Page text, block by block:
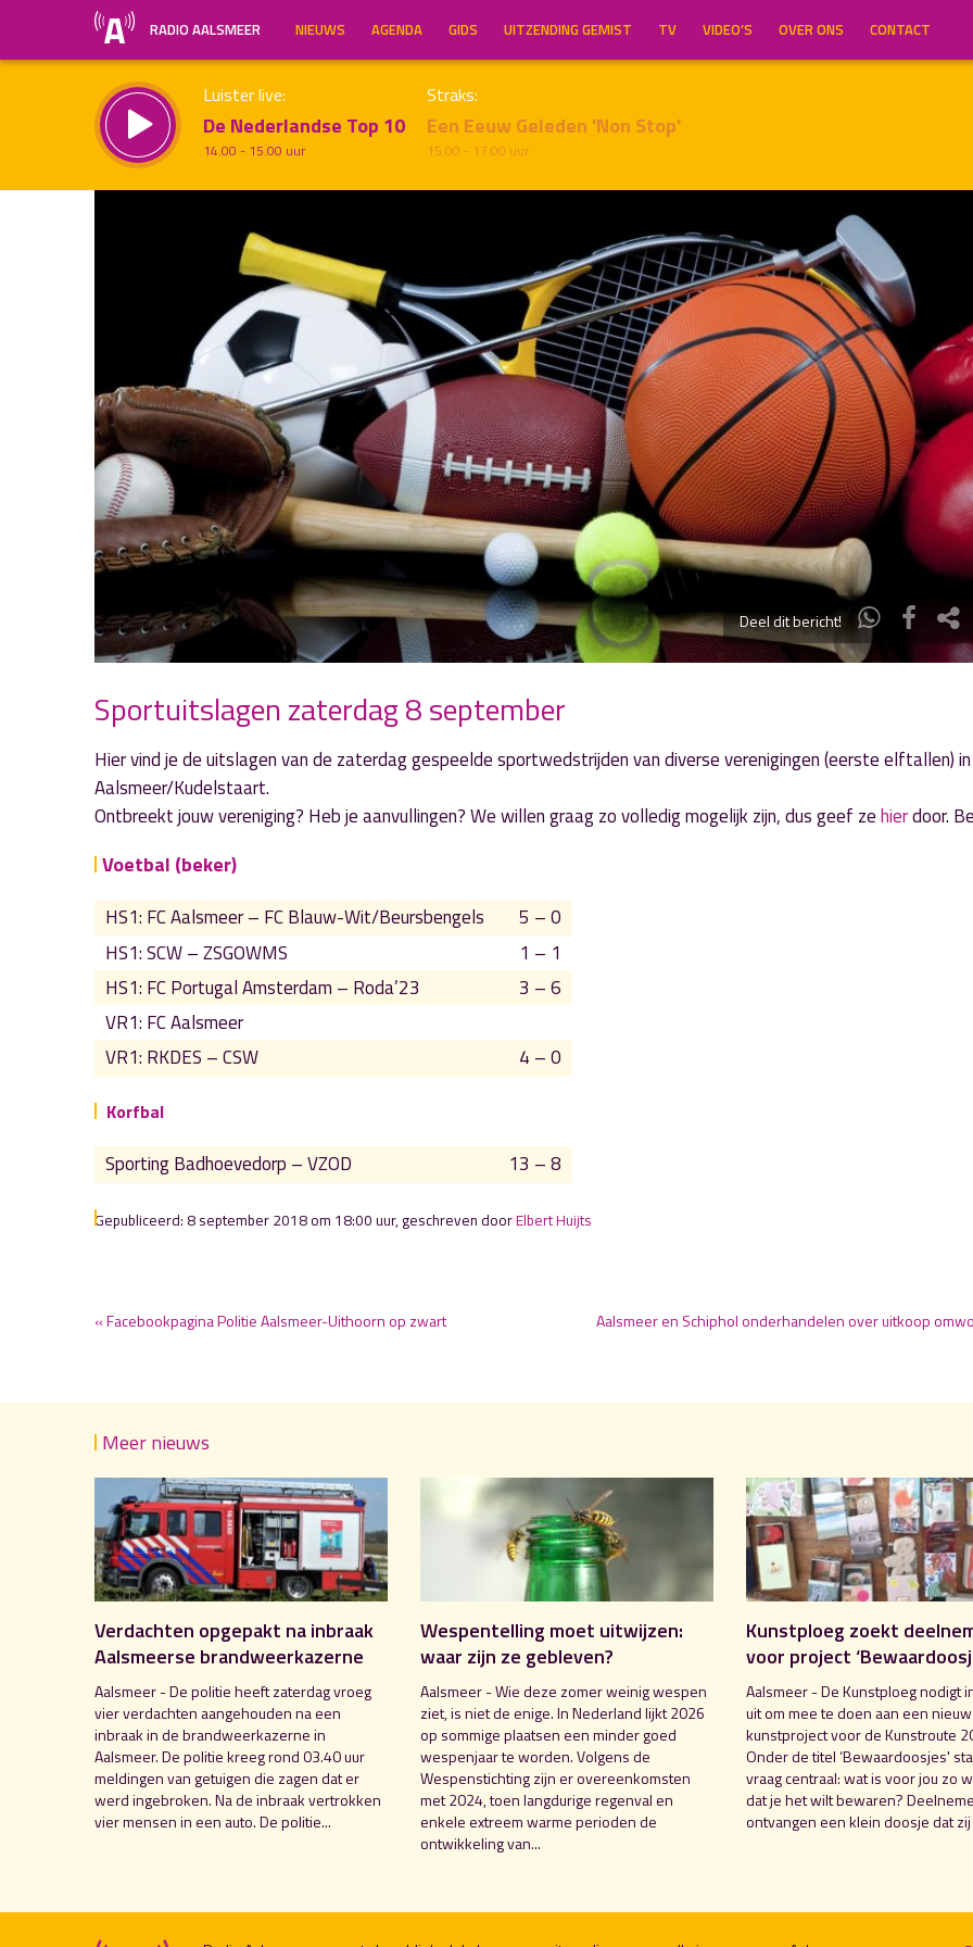
RADIO AALSMEER NIEUWS AGENDA GIDS UITZENDING GEMIST TV VIDEO’S OVER ONS CONTACT
Luister live:
De Nederlandse Top 10
14.00 - 15.00 uur
Straks:
Een Eeuw Geleden 'Non Stop'
15.00 - 17.00 uur
Deel dit bericht!
Sportuitslagen zaterdag 8 september
Hier vind je de uitslagen van de zaterdag gespeelde sportwedstrijden van diverse verenigingen (eerste elftallen)
Aalsmeer/Kudelstaart.
Ontbreekt jouw vereniging? Heb je aanvullingen? We willen graag zo volledig mogelijk zijn, dus geef zehierdoor.
Voetbal (beker)
HS1: FC Aalsmeer – FC Blauw-Wit/Beursbengels
5 – 0
HS1: SCW – ZSGOWMS
1 – 1
HS1: FC Portugal Amsterdam – Roda’23
3 – 6
VR1: FC Aalsmeer
VR1: RKDES – CSW
4 – 0
Korfbal
Sporting Badhoevedorp – VZOD 13 – 8
Gepubliceerd: 8 september 2018 om 18:00 uur, geschreven doorElbert Huijts
« Facebookpagina Politie Aalsmeer-Uithoorn op zwart Aalsmeer en Schiphol onderhandelen over uitkoop
Meer nieuws
Verdachten opgepakt na inbraak
Aalsmeerse brandweerkazerne
Aalsmeer - De politie heeft zaterdag vroeg
vier verdachten aangehouden na een
inbraak in de brandweerkazerne in
Aalsmeer. De politie kreeg rond 03.40 uur
meldingen van getuigen die zagen dat er
werd ingebroken. Na de inbraak vertrokken
vier mensen in een auto. De politie...
Wespentelling moet uitwijzen:
waar zijn ze gebleven?
Aalsmeer - Wie deze zomer weinig wespen
ziet, is niet de enige. In Nederland lijkt 2026
op sommige plaatsen een minder goed
wespenjaar te worden. Volgens de
Wespenstichting zijn er overeenkomsten
met 2024, toen langdurige regenval en
enkele extreem warme perioden de
ontwikkeling van...
Kunstploeg zoekt
voor project
Aalsmeer - De Kunstploeg nodigt
uit om mee te doen aan een nieuw
kunstproject voor de Kunstroute
Onder de titel ‘Bewaardoosjes'
vraag centraal: wat is voor jou zo
dat je het wilt bewaren?
ontvangen een klein doosje dat zij